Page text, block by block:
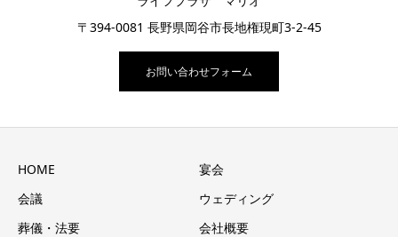
〒394-0081 長野県岡谷市長地権現町3-2-45
お問い合わせフォーム
HOME
宴会
会議
ウェディング
葬儀・法要
会社概要